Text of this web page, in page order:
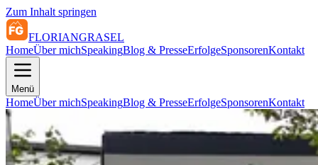
Zum Inhalt springen
FLORIANGRASEL
HomeÜber michSpeakingBlog & PresseErfolgeSponsorenKontakt
Menü
HomeÜber michSpeakingBlog & PresseErfolgeSponsorenKontakt